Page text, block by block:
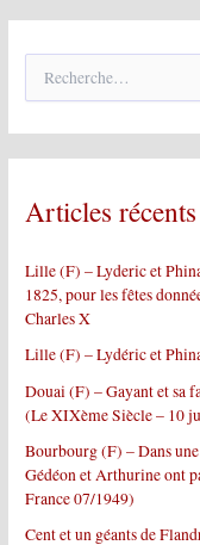
h
e
c
r
:
Articles récents
Lille (F) – Lyderic et
1825, pour les fêtes
Charles X
Lille (F) – Lydéric et
Douai (F) – Gayant et sa
(Le XIXème Siècle – 10
Bourbourg (F) – Dans
Gédéon et Arthurine ont
France 07/1949)
Cent et un géants de